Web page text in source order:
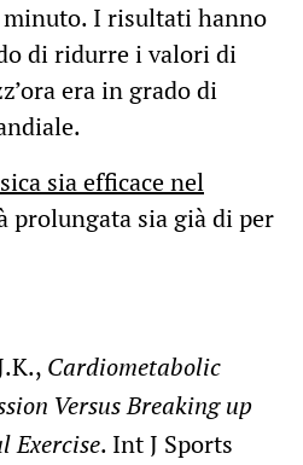
minuto. I risultati hanno
di ridurre i valori di
era in grado di
sia efficace nel
prolungata sia già di per
Cardiometabolic
Versus Breaking up
Exercise. Int J Sports